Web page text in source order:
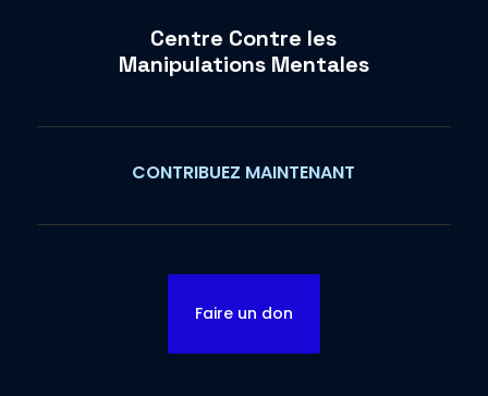
Centre Contre les
Manipulations Mentales
CONTRIBUEZ MAINTENANT
Faire un don